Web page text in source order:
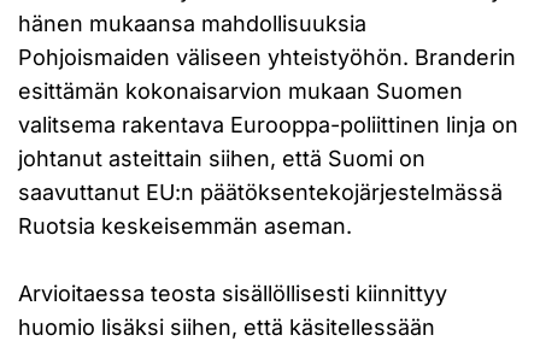
hänen mukaansa mahdollisuuksia
Pohjoismaiden väliseen yhteistyöhön. Branderin
esittämän kokonaisarvion mukaan Suomen
valitsema rakentava Eurooppa-poliittinen linja on
johtanut asteittain siihen, että Suomi on
saavuttanut EU:n päätöksentekojärjestelmässä
Ruotsia keskeisemmän aseman.
Arvioitaessa teosta sisällöllisesti kiinnittyy
huomio lisäksi siihen, että käsitellessään